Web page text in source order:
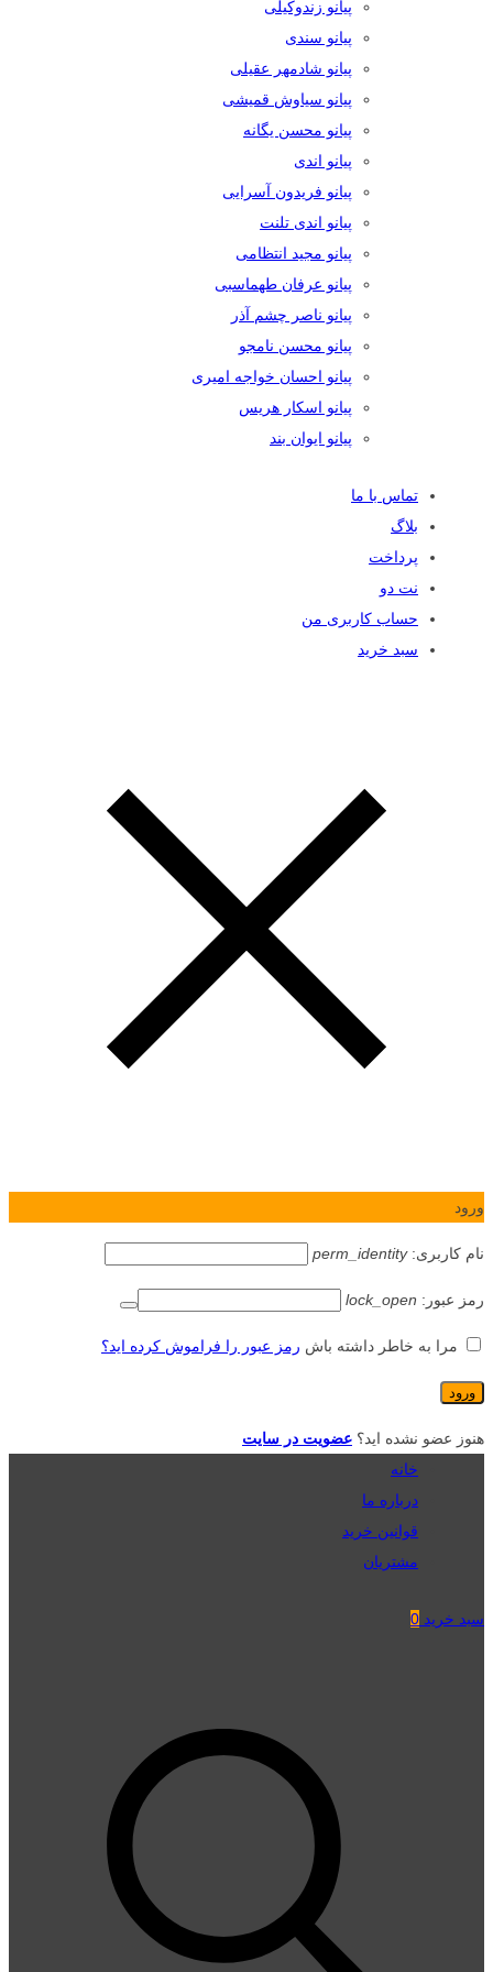
پیانو زندوکیلی
پیانو سندی
پیانو شادمهر عقیلی
پیانو سیاوش قمیشی
پیانو محسن یگانه
پیانو اندی
پیانو فریدون آسرایی
پیانو اندی تلنت
پیانو مجید انتظامی
پیانو عرفان طهماسبی
پیانو ناصر چشم آذر
پیانو محسن نامجو
پیانو احسان خواجه امیری
پیانو اسکار هریس
پیانو ایوان بند
تماس با ما
بلاگ
پرداخت
نت دو
حساب کاربری من
سبد خرید
ورود
نام کاربری:perm_identity
رمز عبور: lock_open
مرا به خاطر داشته باش رمز عبور را فراموش کرده اید؟
هنوز عضو نشده اید؟ عضویت در سایت
خانه
درباره ما
قوانین خرید
مشتریان
سبد خرید 0